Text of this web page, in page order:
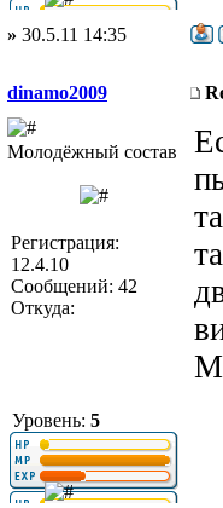
» 30.5.11 14:35
dinamo2009
Молодёжный состав
Регистрация:
12.4.10
Сообщений: 42
Откуда:
Уровень: 5